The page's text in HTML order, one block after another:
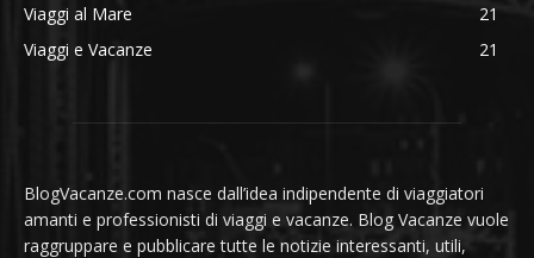
Viaggi al Mare
21
Viaggi e Vacanze
21
BlogVacanze.com nasce dall’idea indipendente di viaggiatori
amanti e professionisti di viaggi e vacanze. Blog Vacanze vuole
raggruppare e pubblicare tutte le notizie interessanti, utili,